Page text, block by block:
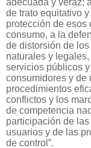
de trato equitativo
protección de esos
consumo, a la
de distorsión de
naturales y
servicios públicos
consumidores y de
procedimientos
conflictos y los
de competencia
participación de
usuarios y de las
de control”.